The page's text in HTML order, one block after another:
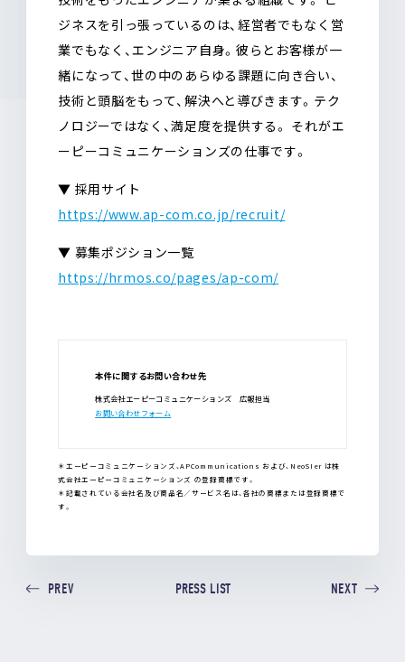
ジネスを引っ張っているのは、経営者でもなく営
業でもなく、エンジニア自身。彼らとお客様が一
緒になって、世の中のあらゆる課題に向き合い、
技術と頭脳をもって、解決へと導びきます。テク
ノロジーではなく、満足度を提供する。 それがエ
ーピーコミュニケーションズの仕事です。
▼ 採用サイト
https://www.ap-com.co.jp/recruit/
▼ 募集ポジション一覧
https://hrmos.co/pages/ap-com/
本件に関するお問い合わせ先
株式会社エーピーコミュニケーションズ 広報担当
お問い合わせフォーム
＊エーピーコミュニケーションズ、APCommunications および、NeoSIer は株
式会社エーピーコミュニケーションズ の登録商標です。
＊記載されている会社名及び商品名／サービス名は、各社の商標または登録商標で
す。
PREV PRESS LIST NEXT